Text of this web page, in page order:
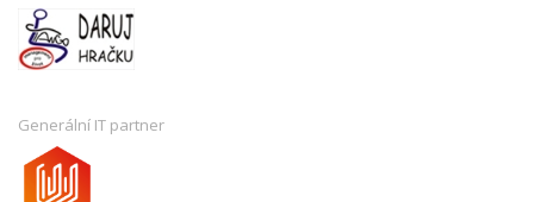
Generální IT partner